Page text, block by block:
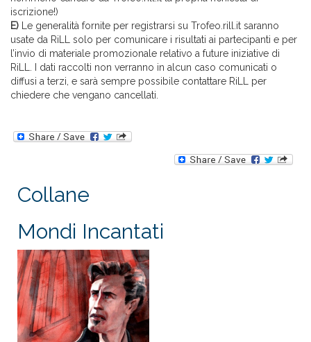
iscrizione!)
E) Le generalità fornite per registrarsi su Trofeo.rill.it saranno
usate da RiLL solo per comunicare i risultati ai partecipanti e per
l’invio di materiale promozionale relativo a future iniziative di
RiLL. I dati raccolti non verranno in alcun caso comunicati o
diffusi a terzi, e sarà sempre possibile contattare RiLL per
chiedere che vengano cancellati.
Collane
Mondi Incantati